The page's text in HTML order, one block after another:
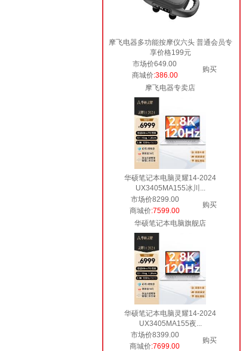
摩飞电器多功能按摩仪六头 普通会员专
享价格199元
市场价649.00
购买
商城价:386.00
摩飞电器专卖店
华硕笔记本电脑灵耀14-2024
UX3405MA155冰川...
市场价8299.00
购买
商城价:7599.00
华硕笔记本电脑旗舰店
华硕笔记本电脑灵耀14-2024
UX3405MA155夜...
市场价8399.00
购买
商城价:7699.00